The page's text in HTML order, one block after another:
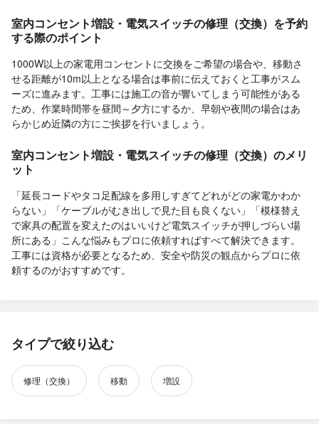
室内コンセント増設・電気スイッチの修理（交換）を予約
する際のポイント
1000W以上の家電用コンセントに交換をご希望の場合や、移動さ
せる距離が10m以上となる場合は事前に伝えておくと工事がスム
ーズに進みます。工事には施工の音が響いてしまう可能性がある
ため、作業時間帯を昼間～夕方にするか、早朝や夜間の場合はあ
らかじめ近隣の方にご挨拶を行いましょう。
室内コンセント増設・電気スイッチの修理（交換）のメリ
ット
「延長コードやタコ足配線を多用しすぎてどれがどの家電かわか
らない」「ケーブルがむき出しで見た目も良くない」「模様替え
で家具の配置を変えたのはいいけど電気スイッチが押しづらい場
所にある」こんな悩みもプロに依頼すればすべて解決できます。
工事には資格が必要となるため、安全や防災の観点からプロに依
頼するのがおすすめです。
タイプで絞り込む
修理（交換） 移動 増設